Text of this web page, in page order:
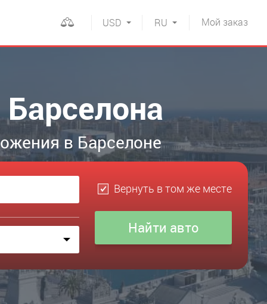
Мой заказ
RU
USD
в Барселоне
Вернуть в том же месте